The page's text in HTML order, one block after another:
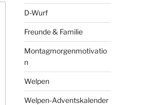
D-Wurf
Freunde & Familie
Montagmorgenmotivatio
n
Welpen
Welpen-Adventskalender